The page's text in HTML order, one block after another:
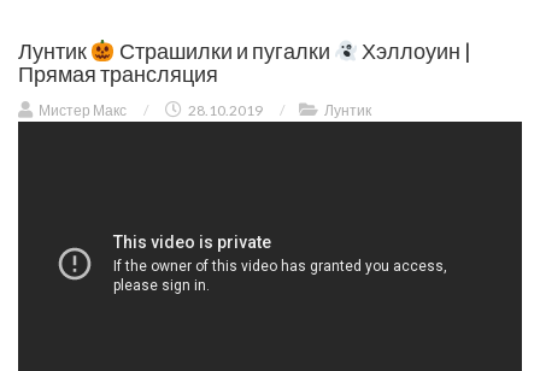
Лунтик Страшилки и пугалки
Хэллоуин |
Прямая трансляция
Мистер Макс / 28.10.2019 / Лунтик